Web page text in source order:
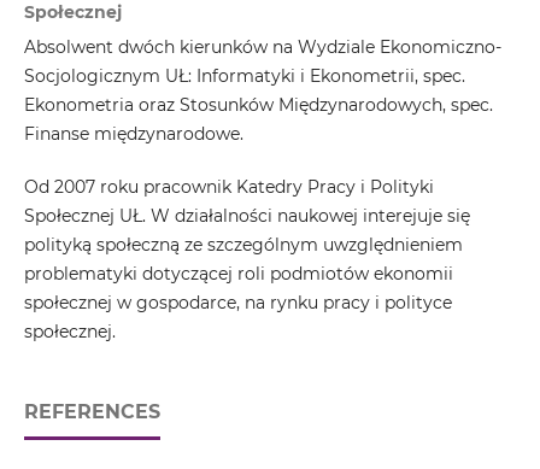
Społecznej
Absolwent dwóch kierunków na Wydziale Ekonomiczno-
Socjologicznym UŁ: Informatyki i Ekonometrii, spec.
Ekonometria oraz Stosunków Międzynarodowych, spec.
Finanse międzynarodowe.
Od 2007 roku pracownik Katedry Pracy i Polityki
Społecznej UŁ. W działalności naukowej interejuje się
polityką społeczną ze szczególnym uwzględnieniem
problematyki dotyczącej roli podmiotów ekonomii
społecznej w gospodarce, na rynku pracy i polityce
społecznej.
REFERENCES